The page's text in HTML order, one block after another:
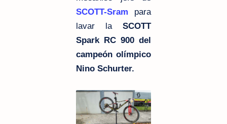
SCOTT-Sram para
lavar la SCOTT
Spark RC 900 del
campeón olímpico
Nino Schurter.